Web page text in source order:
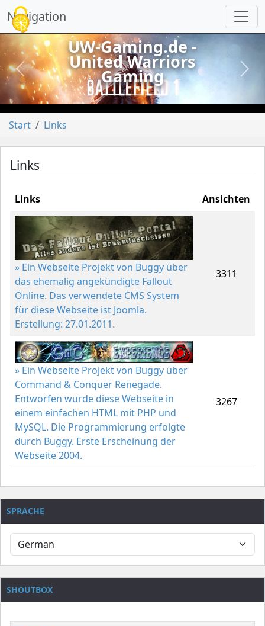
Navigation
vorheriges
UW-Gaming.de -
United Warriors
Gaming
Start Links
Links
Links Ansichten
» Ein Webseite Projekt von Buggy über
das ehemalig angekündigte Fallout
Online. Das verwendete CMS System
für diese Webseite ist Joomla.
Erstellung: 27.01.2011.
3311
» Ein Webseite Projekt von Buggy über
Command & Conquer Renegade.
Entworfen wurde diese Webseite in
einem einfachen HTML mit PHP und
MySQL. Die Programmierung erfolgte
durch Buggy. Erste Erscheinung der
Webseite 2004.
3267
SPRACHE
SHOUTBOX
Cookie-Einstellungen